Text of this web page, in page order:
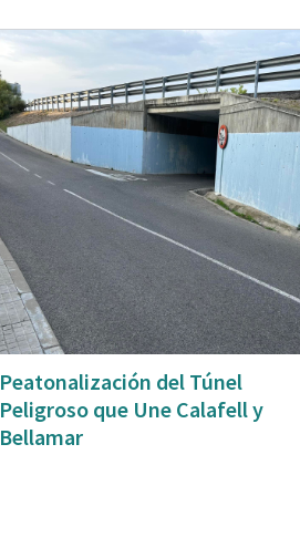
Peatonalización del Túnel
Peligroso que Une Calafell y
Bellamar